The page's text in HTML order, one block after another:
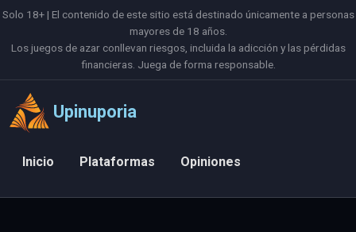
Solo 18+ | El contenido de este sitio está destinado únicamente a personas
mayores de 18 años.
Los juegos de azar conllevan riesgos, incluida la adicción y las pérdidas
financieras. Juega de forma responsable.
Upinuporia
Inicio Plataformas Opiniones